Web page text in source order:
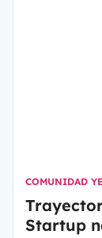
COMUNIDAD
Startup